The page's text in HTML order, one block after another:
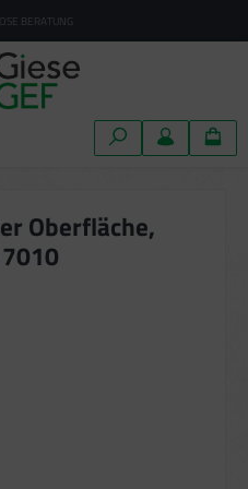
BERATUNG
Oberfläche,